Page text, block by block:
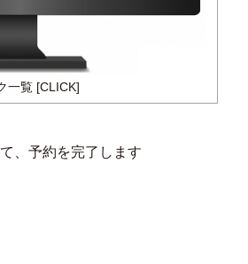
一覧 [CLICK]
、予約を完了します